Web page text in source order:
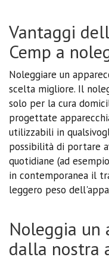
Vantaggi
Cemp a
Noleggiare un
scelta migliore. Il
solo per la cura
progettate
utilizzabili in
possibilità di portare
quotidiane (ad
in contemporanea il
leggero peso
Noleggia un
dalla nostra